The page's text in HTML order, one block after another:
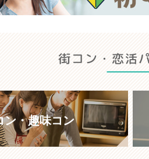
ン・趣味コン